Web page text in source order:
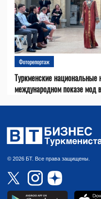
Фоторепортаж
Туркменские
международном показе мод
© 2026 БТ. Все права защищены.